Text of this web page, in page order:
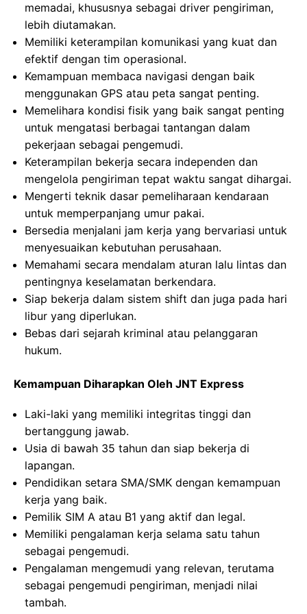
memadai, khususnya sebagai driver pengiriman,
lebih diutamakan.
Memiliki keterampilan komunikasi yang kuat dan
efektif dengan tim operasional.
Kemampuan membaca navigasi dengan baik
menggunakan GPS atau peta sangat penting.
Memelihara kondisi fisik yang baik sangat penting
untuk mengatasi berbagai tantangan dalam
pekerjaan sebagai pengemudi.
Keterampilan bekerja secara independen dan
mengelola pengiriman tepat waktu sangat dihargai.
Mengerti teknik dasar pemeliharaan kendaraan
untuk memperpanjang umur pakai.
Bersedia menjalani jam kerja yang bervariasi untuk
menyesuaikan kebutuhan perusahaan.
Memahami secara mendalam aturan lalu lintas dan
pentingnya keselamatan berkendara.
Siap bekerja dalam sistem shift dan juga pada hari
libur yang diperlukan.
Bebas dari sejarah kriminal atau pelanggaran
hukum.
Kemampuan Diharapkan Oleh JNT Express
Laki-laki yang memiliki integritas tinggi dan
bertanggung jawab.
Usia di bawah 35 tahun dan siap bekerja di
lapangan.
Pendidikan setara SMA/SMK dengan kemampuan
kerja yang baik.
Pemilik SIM A atau B1 yang aktif dan legal.
Memiliki pengalaman kerja selama satu tahun
sebagai pengemudi.
Pengalaman mengemudi yang relevan, terutama
sebagai pengemudi pengiriman, menjadi nilai
tambah.